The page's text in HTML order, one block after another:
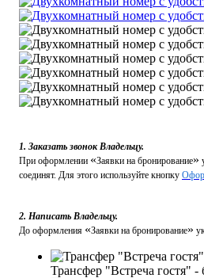
1. Заказать звонок Владельцу.
При оформлении «Заявки на бронирование»
соединят. Для этого используйте кнопку
2. Написать Владельцу.
До оформления «Заявки на бронирование»
Трансфер "Встреча гостя" -